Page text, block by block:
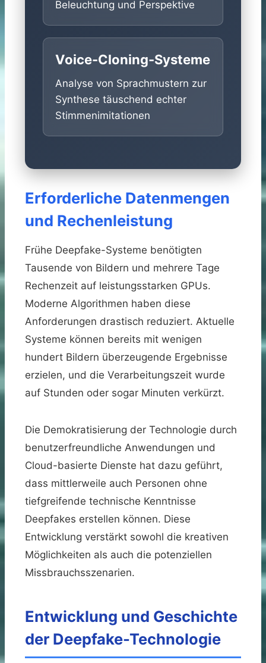
Beleuchtung und Perspektive
Voice-Cloning-Systeme
Analyse von Sprachmustern zur
Synthese täuschend echter
Stimmenimitationen
Erforderliche Datenmengen
und Rechenleistung
Frühe Deepfake-Systeme benötigten
Tausende von Bildern und mehrere Tage
Rechenzeit auf leistungsstarken GPUs.
Moderne Algorithmen haben diese
Anforderungen drastisch reduziert. Aktuelle
Systeme können bereits mit wenigen
hundert Bildern überzeugende Ergebnisse
erzielen, und die Verarbeitungszeit wurde
auf Stunden oder sogar Minuten verkürzt.
Die Demokratisierung der Technologie durch
benutzerfreundliche Anwendungen und
Cloud-basierte Dienste hat dazu geführt,
dass mittlerweile auch Personen ohne
tiefgreifende technische Kenntnisse
Deepfakes erstellen können. Diese
Entwicklung verstärkt sowohl die kreativen
Möglichkeiten als auch die potenziellen
Missbrauchsszenarien.
Entwicklung und Geschichte
der Deepfake-Technologie